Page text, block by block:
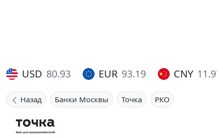
USD 80.93 EUR 93.19 CNY 11.97
Назад Банки Москвы Точка РКО